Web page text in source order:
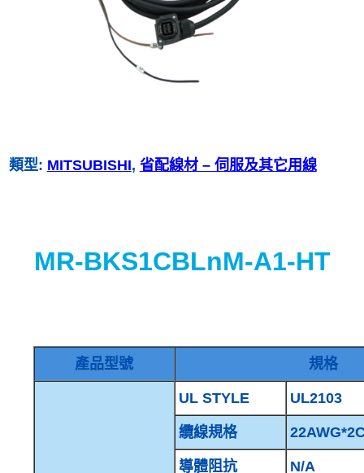
類型: MITSUBISHI, 省配線材 – 伺服及其它用線
MR-BKS1CBLnM-A1-HT
產品型號 規格
UL STYLE UL2103
纜線規格
導體阻抗 N/A